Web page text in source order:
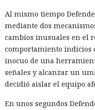
Al mismo tiempo
mediante dos
cambios inusuales en el
comportamiento indicios
inocuo de una
señales y alcanzar un
decidió aislar el equipo
En unos segundos